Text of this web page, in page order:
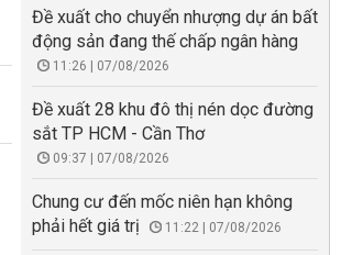
Đề xuất cho chuyển nhượng dự án bất
động sản đang thế chấp ngân hàng
11:26 | 07/08/2026
Đề xuất 28 khu đô thị nén dọc đường
sắt TP HCM - Cần Thơ
09:37 | 07/08/2026
Chung cư đến mốc niên hạn không
phải hết giá trị
11:22 | 07/08/2026